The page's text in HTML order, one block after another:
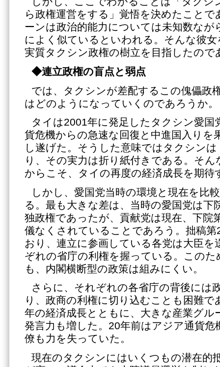
ら政権運営をする」覚悟を決めたこと
ーンは政治的能力については未知数なが
によく似ているといわれる。そんな彼
実質タクシン政権の樹立を目指したので
◆連立政権の盲点と弱点
では、タクシンが差配するこの傀儡政
はどのようになっていくのであろうか。
タイは2001年に発足したタクシン愛国
貨危機からの急速な回復と中進国入りを
し遂げた。そうした意味ではタクシン
り、その実力は折り紙付きである。そ
からこそ、タイの再度の経済成長を期待
しかし、愛国党当時の環境と現在を比
る。最も大きな差は、当時の愛国党は下
独政権であったが、貢献党は現在、下院
儀なくされていることであろう。拙稿
おり、連立に参画している各党は大臣を
ぞれの省庁の利権を握っている。この
も、内閣横断型の政策は組みにくい。
さらに、それぞれの各省庁の背後には
り、政商の利権に切り込むことも困難で
年の経済成長とともに、大きな産業グル
発言力も増した。20年前はアジア通貨危
僚も力を失っていた。
現在のタクシンにはいくつもの潜在的